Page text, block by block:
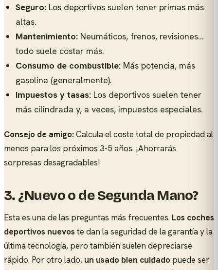
Seguro: Los deportivos suelen tener primas más
altas.
Mantenimiento: Neumáticos, frenos, revisiones...
todo suele costar más.
Consumo de combustible: Más potencia, más
gasolina (generalmente).
Impuestos y tasas: Los deportivos suelen tener
más cilindrada y, a veces, impuestos especiales.
Consejo de amigo: Calcula el coste total de propiedad al
menos para los próximos 3-5 años. ¡Ahorrarás
sorpresas desagradables!
3. ¿Nuevo o de Segunda Mano?
Esta es una de las preguntas más frecuentes. Los coches
deportivos nuevos te dan la seguridad de la garantía y la
última tecnología, pero también suelen depreciarse
rápido. Por otro lado, un usado bien cuidado puede ser